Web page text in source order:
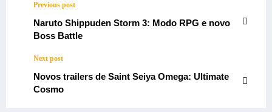
Previous post
Naruto Shippuden Storm 3: Modo RPG e novo
Boss Battle
Next post
Novos trailers de Saint Seiya Omega: Ultimate
Cosmo